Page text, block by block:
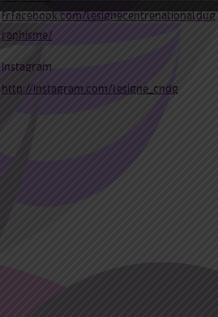
fr.facebook.com/lesignecentrenationaldug
raphisme/
Instagram
http://instagram.com/lesigne_cndg